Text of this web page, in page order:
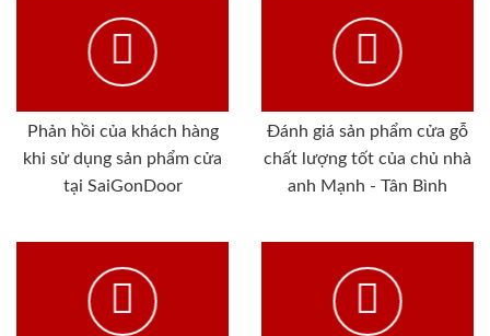
Phản hồi của khách hàng
khi sử dụng sản phẩm cửa
tại SaiGonDoor
Đánh giá sản phẩm cửa gỗ
chất lượng tốt của chủ nhà
anh Mạnh - Tân Bình